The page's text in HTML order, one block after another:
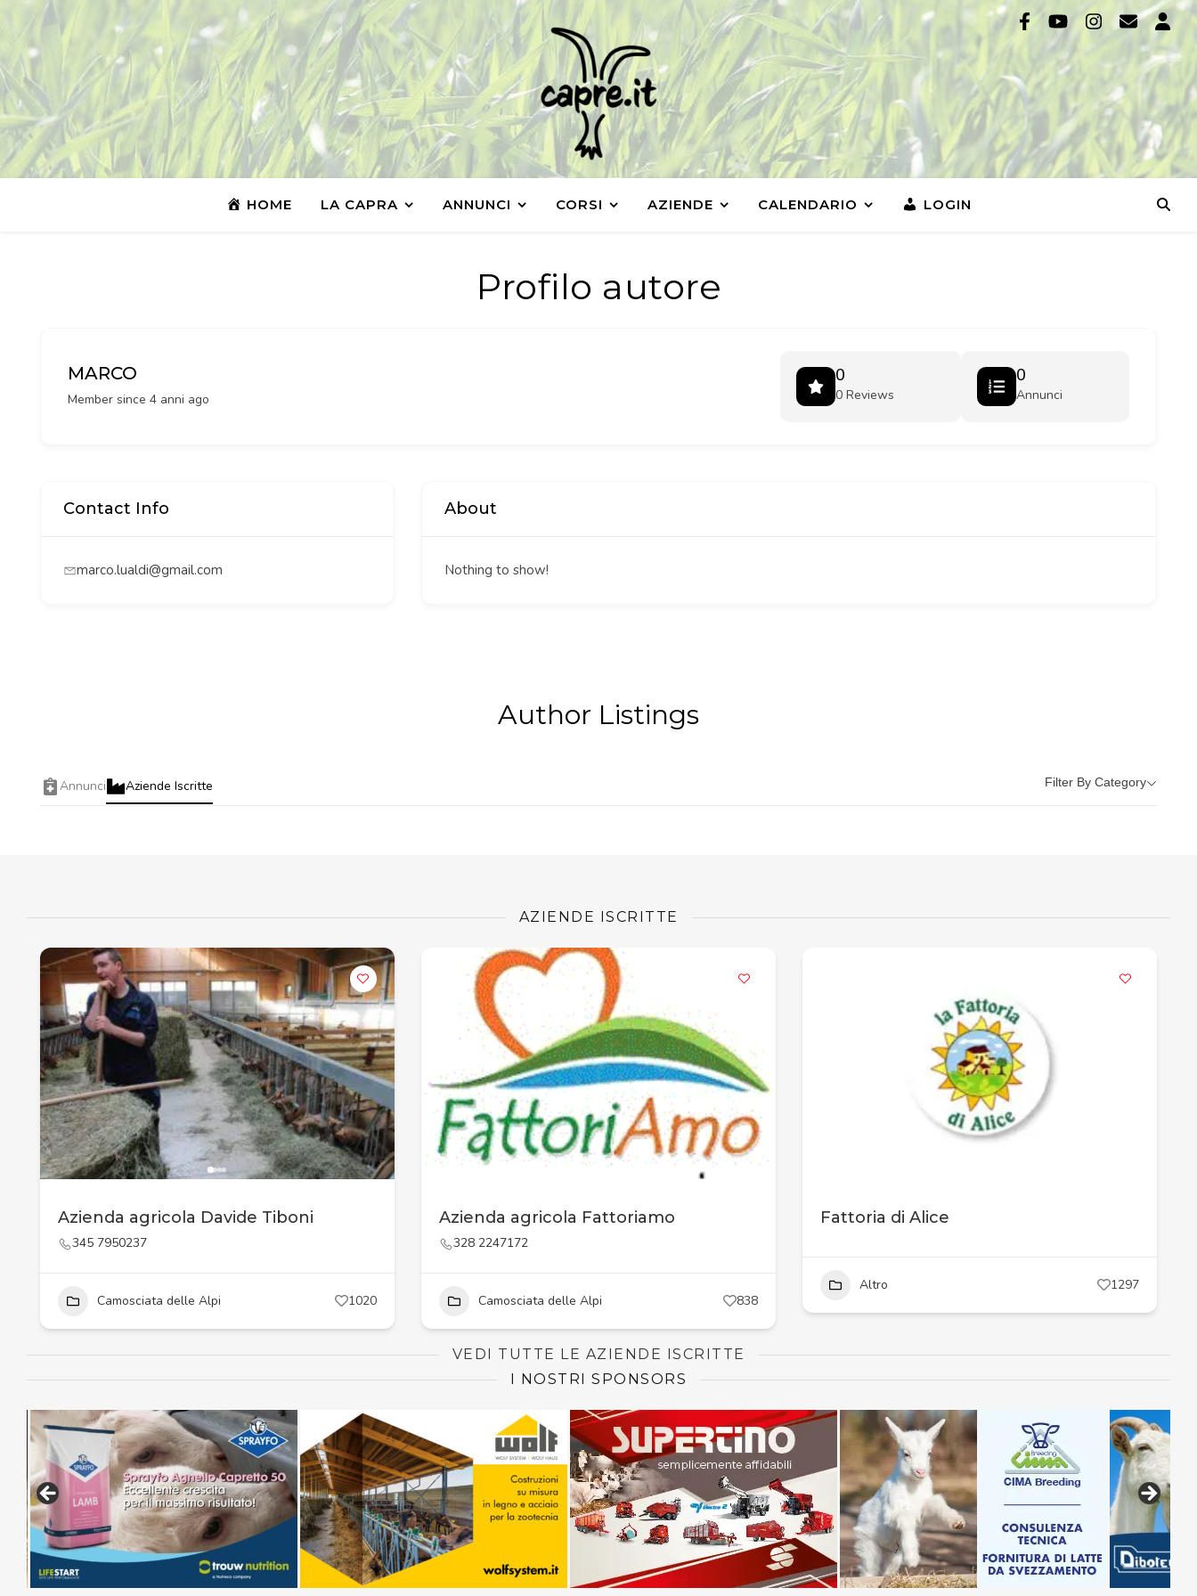
HOME LA CAPRA ANNUNCI CORSI AZIENDE CALENDARIO LOGIN
Profilo autore
MARCO
Member since 4 anni ago
0
0 Reviews
0
Annunci
Contact Info
marco.lualdi@gmail.com
About
Nothing to show!
Author Listings
Annunci Aziende Iscritte Filter By Category
AZIENDE ISCRITTE
Azienda agricola Davide Tiboni
345 7950237
Camosciata delle Alpi 1020
Azienda agricola Fattoriamo
328 2247172
Camosciata delle Alpi 838
Fattoria di Alice
Altro 1297
VEDI TUTTE LE AZIENDE ISCRITTE
I NOSTRI SPONSORS